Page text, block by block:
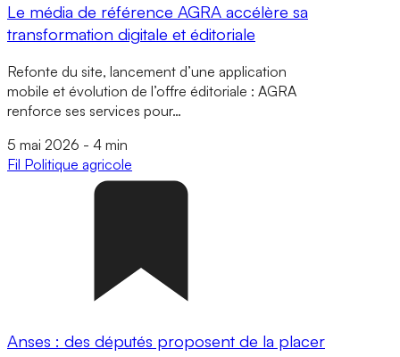
Le média de référence AGRA accélère sa
transformation digitale et éditoriale
Refonte du site, lancement d’une application
mobile et évolution de l’offre éditoriale : AGRA
renforce ses services pour…
5 mai 2026 - 4 min
Fil Politique agricole
Anses : des députés proposent de la placer